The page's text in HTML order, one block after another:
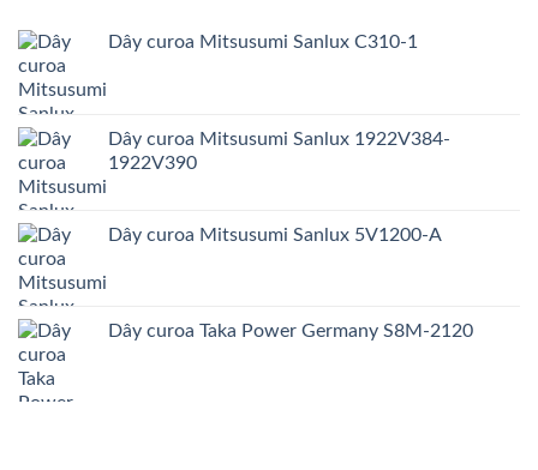
Dây curoa Mitsusumi Sanlux C310-1
Dây curoa Mitsusumi Sanlux 1922V384-
1922V390
Dây curoa Mitsusumi Sanlux 5V1200-A
Dây curoa Taka Power Germany S8M-2120